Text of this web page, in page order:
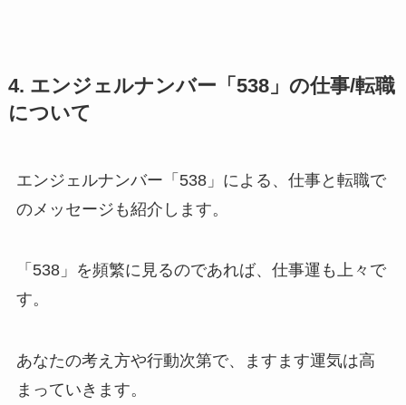
4. エンジェルナンバー「538」の仕事/転職
について
エンジェルナンバー「538」による、仕事と転職で
のメッセージも紹介します。
「538」を頻繁に見るのであれば、仕事運も上々で
す。
あなたの考え方や行動次第で、ますます運気は高
まっていきます。